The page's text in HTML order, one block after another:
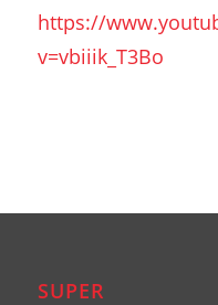
https://
v=vbiiik_T3Bo
SUPER